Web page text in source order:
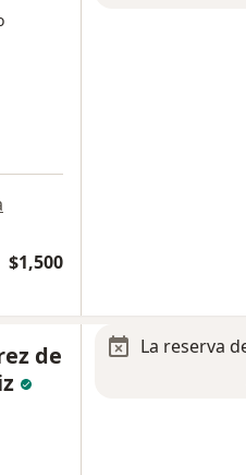
$1,500
de
La reserva